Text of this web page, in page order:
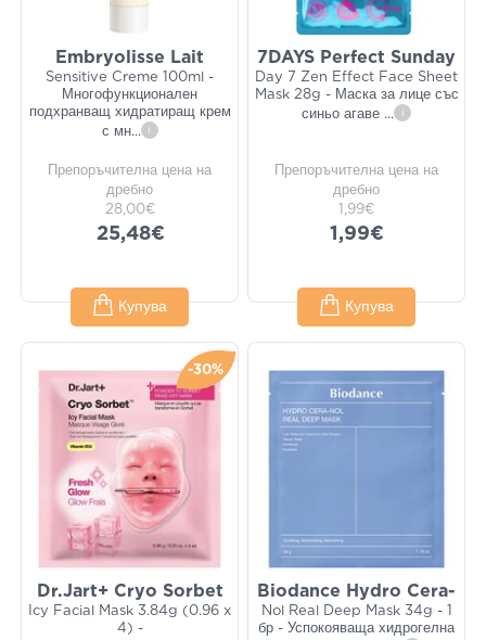
Embryolisse Lait
Sensitive Creme 100ml -
Многофункционален
подхранващ хидратиращ крем
с мн... i
Препоръчителна цена на
дребно
28,00€
25,48€
Купува
7DAYS Perfect Sunday
Day 7 Zen Effect Face Sheet
Mask 28g - Маска за лице със
синьо агаве ... i
Препоръчителна цена на
дребно
1,99€
1,99€
Купува
-30%
Dr.Jart+ Cryo Sorbet
Icy Facial Mask 3.84g (0.96 x
4) -
Biodance Hydro Cera-
Nol Real Deep Mask 34g - 1
бр - Успокояваща хидрогелна